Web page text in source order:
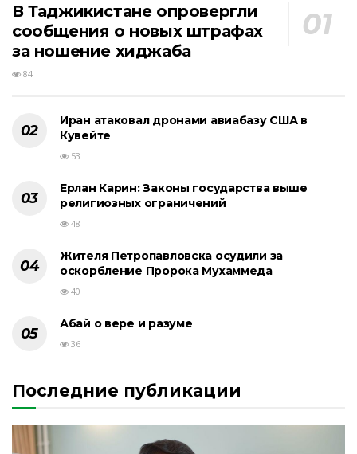
В Таджикистане опровергли
сообщения о новых штрафах
за ношение хиджаба
84
Иран атаковал дронами авиабазу США в
Кувейте
53
Ерлан Карин: Законы государства выше
религиозных ограничений
48
Жителя Петропавловска осудили за
оскорбление Пророка Мухаммеда
40
Абай о вере и разуме
36
Последние публикации